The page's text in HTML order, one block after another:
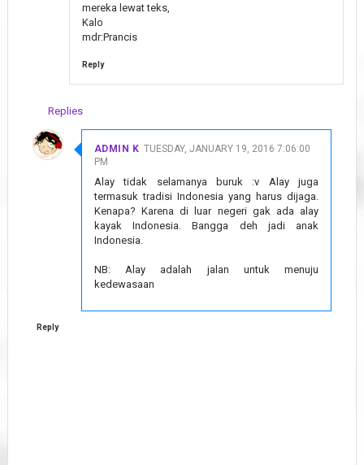
mereka lewat teks,
Kalo
mdr:Prancis
Reply
Replies
ADMIN K TUESDAY, JANUARY 19, 2016 7:06:00
PM
Alay tidak selamanya buruk :v Alay juga
termasuk tradisi Indonesia yang harus dijaga.
Kenapa? Karena di luar negeri gak ada alay
kayak Indonesia. Bangga deh jadi anak
Indonesia.
NB: Alay adalah jalan untuk menuju
kedewasaan
Reply